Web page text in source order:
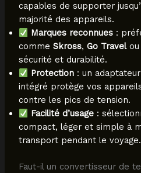
capables de supporter
majorité des appareils.
Marques reconnues :
comme Skross, Go Travelou
sécurité et durabilité.
Protection : un
intégré protège vos
contre les pics de tension.
Facilité d’usage :
compact, léger et simple à
transport pendant le voyage.
Faut-il un convertisseur de